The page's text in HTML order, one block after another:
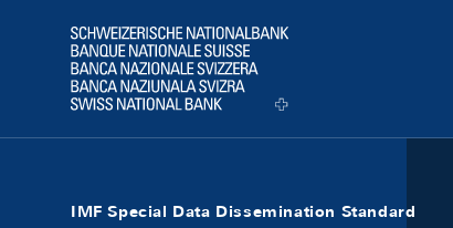
Logo
IMF Special Data Dissemination Standard